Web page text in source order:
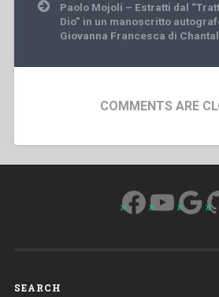
Paolo Mojoli – Estratti dal
Dio” in un manoscritto
Giovanna Francesca di
COMMENTS ARE
SEARCH